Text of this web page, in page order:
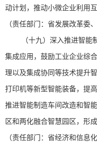
动计划，推动小微企业利用
（责任部门：省发展改革委
（十九）深入推进智
集成应用，鼓励工业企业综
理以及集成协同等技术提升
打印机等新型智能装备，提
推进智能制造车间改造和智
区和两化融合智慧园区，形
（责任部门：省经济和信息